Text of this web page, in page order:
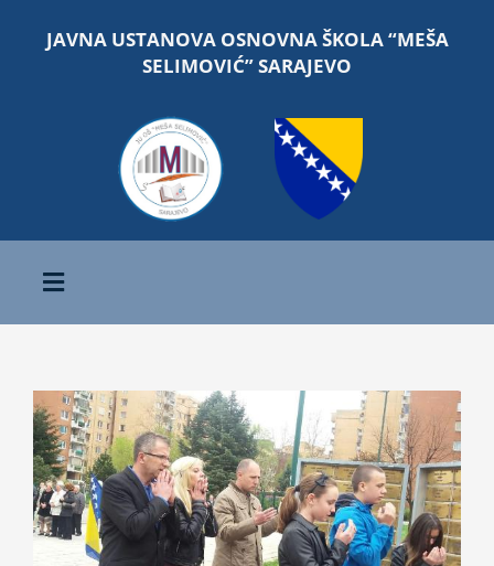
JAVNA USTANOVA OSNOVNA ŠKOLA “MEŠA
SELIMOVIĆ” SARAJEVO
Toggle
Navigation
O školi
Nastava